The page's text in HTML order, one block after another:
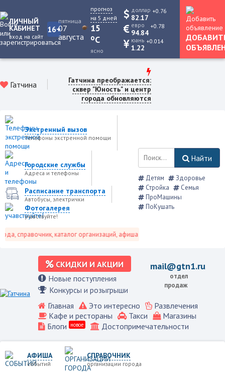
ЛИЧНЫЙ
КАБИНЕТ
вход на сайт
16+
пятница
07
августа
прогноз
на 5 дней
15
oC
ясно
доллар
82.17
+0.76
евро
94.84
+0.78
юань
1.22
+0.014
Гатчина
Гатчина преображается:
сквер "Юность" и центр
города обновляются
Экстренный вызов
Телефоны экстренной помощи
Городские службы
Адреса и телефоны
Расписание транспорта
Автобусы, электрички
Фотогалерея
учавствуйте!
справочник, каталог организаций, афиша событий и не только это.
Найти
Детям
Здоровье
Стройка
Семья
ПроМашины
ПоКушать
СКИДКИ И АКЦИИ
Новые поступления
Конкурсы и розыгрыши
mail@gtn1.ru
отдел
продаж
Главная Это интересно
Развлечения
Кафе и рестораны
Такси
Магазины
Блоги
новое Достопримечательности
АФИША
событий
СПРАВОЧНИК
организации города